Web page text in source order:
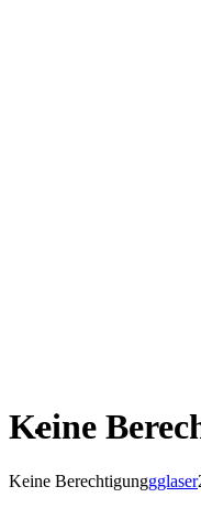
Keine
Keine Berechtigunggglaser